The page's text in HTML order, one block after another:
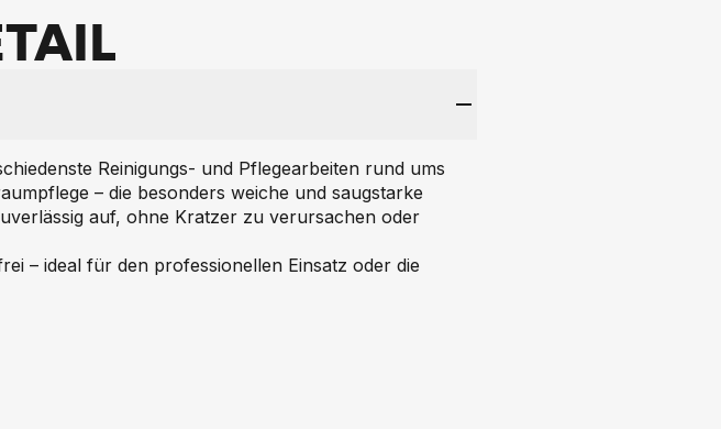
Reinigungs- und Pflegearbeiten rund ums
– die besonders weiche und saugstarke
auf, ohne Kratzer zu verursachen oder
– ideal für den professionellen Einsatz oder die